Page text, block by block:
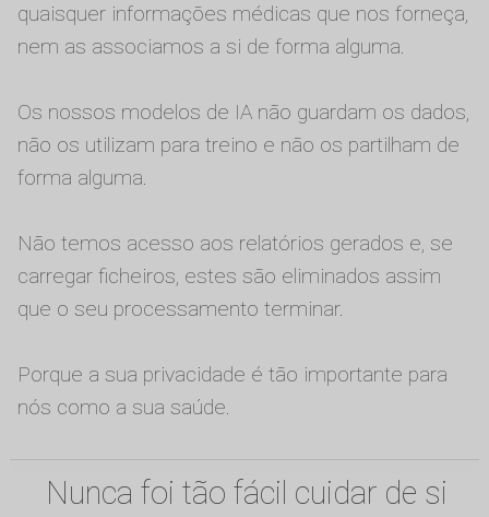
quaisquer informações médicas que nos forneça,
nem as associamos a si de forma alguma.
Os nossos modelos de IA não guardam os dados,
não os utilizam para treino e não os partilham de
forma alguma.
Não temos acesso aos relatórios gerados e, se
carregar ficheiros, estes são eliminados assim
que o seu processamento terminar.
Porque a sua privacidade é tão importante para
nós como a sua saúde.
Nunca foi tão fácil cuidar de si